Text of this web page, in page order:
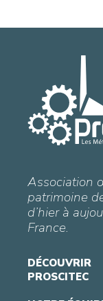
Association
patrimoine
d’hier à
France.
DÉCOUVRIR
PROSCITEC